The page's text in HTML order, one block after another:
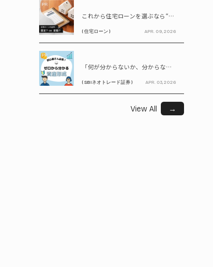
PR
これから住宅ローンを選ぶなら“固定vs変動”どちらが正解? 9割が利用したいと答えた「いま決めなくてもいい」ローンとは!?
( 住宅ローン ) APR. 09, 2026
PR
「何が分からないか、分からない」から卒業！ SBIネオトレード証券で学ぶ、はじめての資産形成
( SBIネオトレード証券 ) APR. 03, 2026
View All →